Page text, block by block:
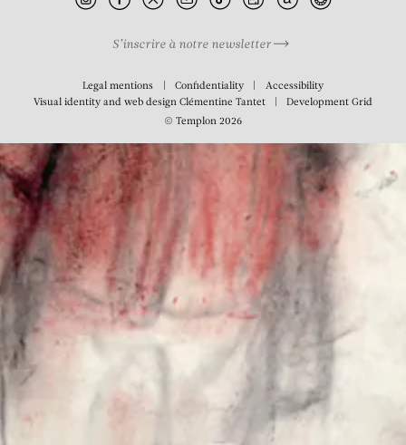
Pinocchio on Heavy Felt
S’inscrire à notre newsletter
Legal mentions Confidentiality
Accessibility
Visual identity and web design Clémentine Tantet DevelopmentGrid
© Templon 2026